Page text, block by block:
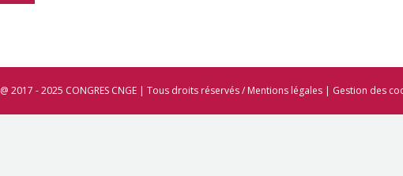
@ 2017 - 2025 CONGRES CNGE | Tous droits réservés / Mentions légales| Gestion des